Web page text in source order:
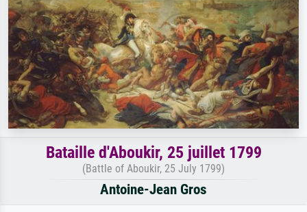
nu.
arbre.
Bataille d'Aboukir, 25 juillet 1799
(Battle of Aboukir, 25 July 1799)
Antoine-Jean Gros